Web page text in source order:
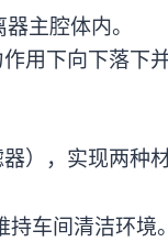
主腔体内。
用下向下落下
），实现两种
车间清洁环境。